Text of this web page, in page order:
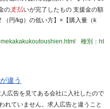
の支払いが完了したもの 支援金の額
（円/kg）の低い方】×【購入量（k
種別：ht
違う
広告を見てある会社に入社したので
れていません。求人広告と違うこと